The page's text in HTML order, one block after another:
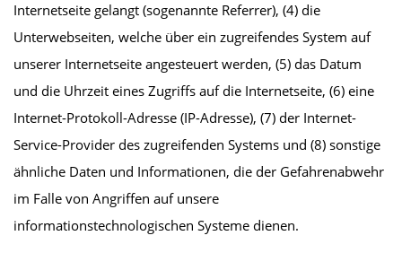
Internetseite gelangt (sogenannte Referrer), (4) die
Unterwebseiten, welche über ein zugreifendes System auf
unserer Internetseite angesteuert werden, (5) das Datum
und die Uhrzeit eines Zugriffs auf die Internetseite, (6) eine
Internet-Protokoll-Adresse (IP-Adresse), (7) der Internet-
Service-Provider des zugreifenden Systems und (8) sonstige
ähnliche Daten und Informationen, die der Gefahrenabwehr
im Falle von Angriffen auf unsere
informationstechnologischen Systeme dienen.